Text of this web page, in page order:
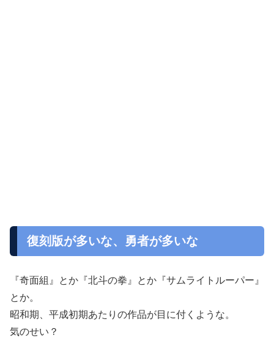
復刻版が多いな、勇者が多いな
『奇面組』とか『北斗の拳』とか『サムライトルーパー』
とか。
昭和期、平成初期あたりの作品が目に付くような。
気のせい？